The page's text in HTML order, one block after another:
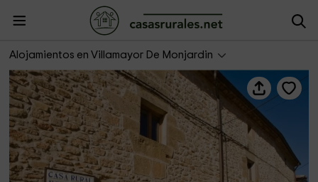
Alojamientos en Villamayor De Monjardin
Casa Rural Montedeio